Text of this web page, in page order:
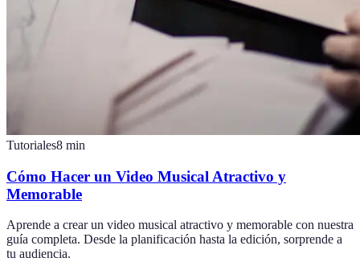
Tutoriales8 min
Cómo Hacer un Video Musical Atractivo y
Memorable
Aprende a crear un video musical atractivo y memorable con nuestra
guía completa. Desde la planificación hasta la edición, sorprende a
tu audiencia.